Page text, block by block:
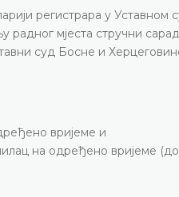
регистрара у Уставном
мјеста стручни
суд Босне и
вријеме и
на одређено вријеме